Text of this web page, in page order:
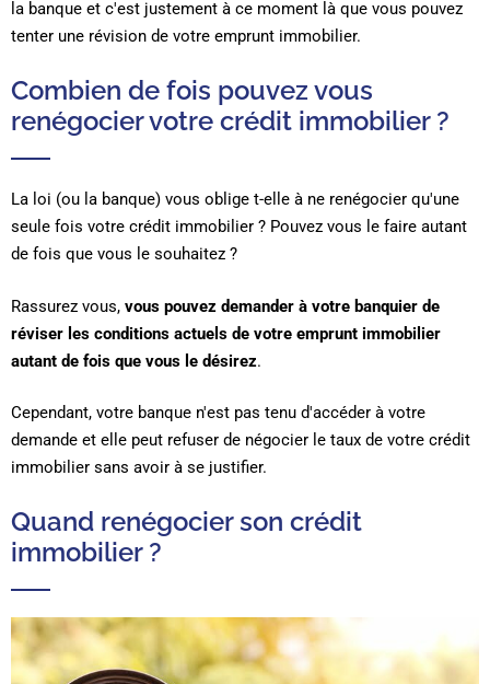
la banque et c'est justement à ce moment là que vous pouvez
tenter une révision de votre emprunt immobilier.
Combien de fois pouvez vous
renégocier votre crédit immobilier ?
La loi (ou la banque) vous oblige t-elle à ne renégocier qu'une
seule fois votre crédit immobilier ? Pouvez vous le faire autant
de fois que vous le souhaitez ?
Rassurez vous, vous pouvez demander à votre banquier de
réviser les conditions actuels de votre emprunt immobilier
autant de fois que vous le désirez.
Cependant, votre banque n'est pas tenu d'accéder à votre
demande et elle peut refuser de négocier le taux de votre crédit
immobilier sans avoir à se justifier.
Quand renégocier son crédit
immobilier ?